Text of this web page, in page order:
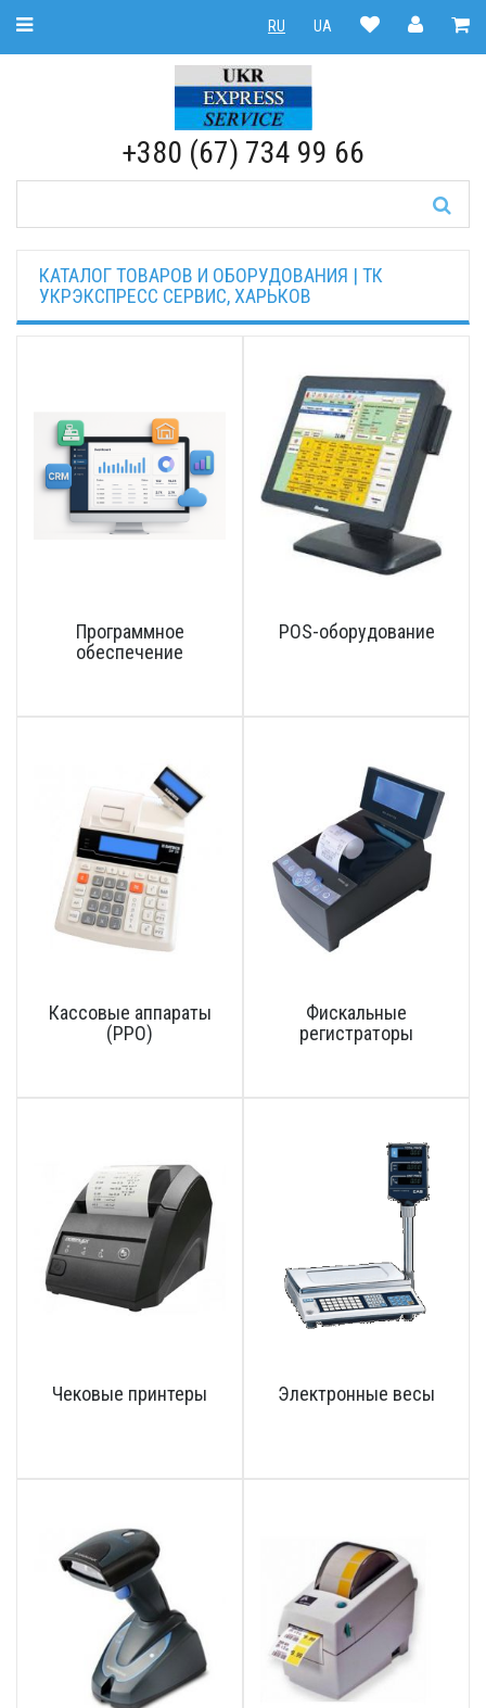
Toggle Navigation UA
RU |
RU
+380 (67) 734 99 66
КАТАЛОГ ТОВАРОВ И ОБОРУДОВАНИЯ | ТК
УКРЭКСПРЕСС СЕРВИС, ХАРЬКОВ
Программное
обеспечение
POS-оборудование
Кассовые аппараты
(РРО)
Фискальные
регистраторы
Чековые принтеры Электронные весы